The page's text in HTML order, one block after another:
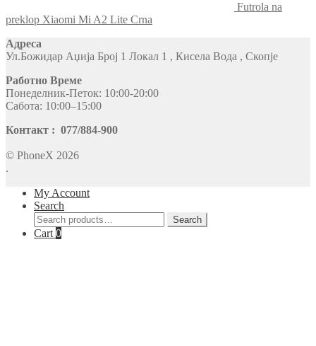
Futrola na
preklop Xiaomi Mi A2 Lite Crna
Адреса
Ул.Божидар Аџија Број 1 Локал 1 , Кисела Вода , Скопје
Работно Време
Понеделник-Петок: 10:00-20:00
Сабота: 10:00–15:00
Контакт : 077/884-900
© PhoneX 2026
.
My Account
Search
Search
for:
Search
Cart 0